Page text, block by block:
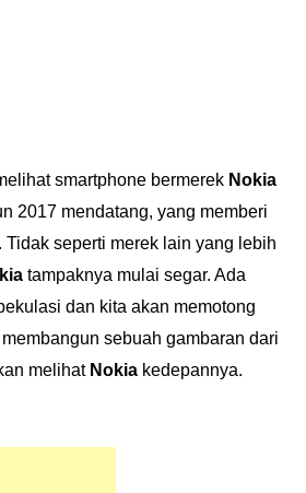
smartphone bermerek Nokia
2017 mendatang, yang memberi
Tidak seperti merek lain yang lebih
tampaknya mulai segar. Ada
dan kita akan memotong
sebuah gambaran dari
melihat Nokiakedepannya.